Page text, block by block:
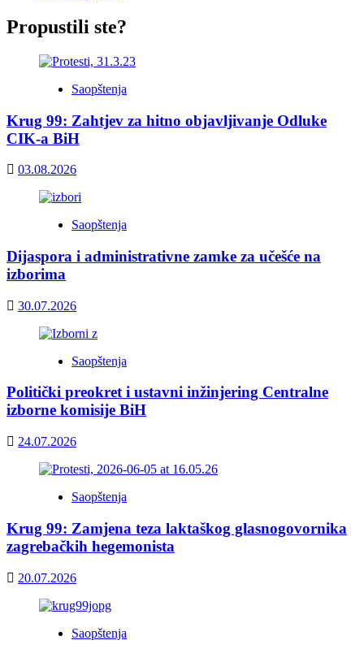
Propustili ste?
Saopštenja
Krug 99: Zahtjev za hitno objavljivanje Odluke
CIK-a BiH
03.08.2026
Saopštenja
Dijaspora i administrativne zamke za učešće na
izborima
30.07.2026
Saopštenja
Politički preokret i ustavni inžinjering Centralne
izborne komisije BiH
24.07.2026
Saopštenja
Krug 99: Zamjena teza laktaškog glasnogovornika
zagrebačkih hegemonista
20.07.2026
Saopštenja